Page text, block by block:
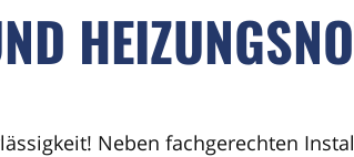
Neben fachgerechten